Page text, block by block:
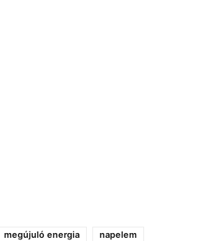
megújuló energia
napelem